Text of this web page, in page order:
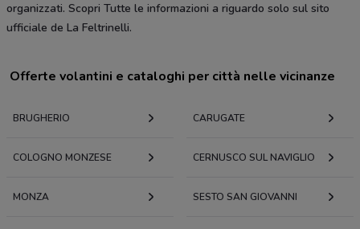
organizzati. Scopri Tutte le informazioni a riguardo solo sul sito
ufficiale de La Feltrinelli.
Offerte volantini e cataloghi per città nelle vicinanze
BRUGHERIO CARUGATE
COLOGNO MONZESE CERNUSCO SUL NAVIGLIO
MONZA SESTO SAN GIOVANNI